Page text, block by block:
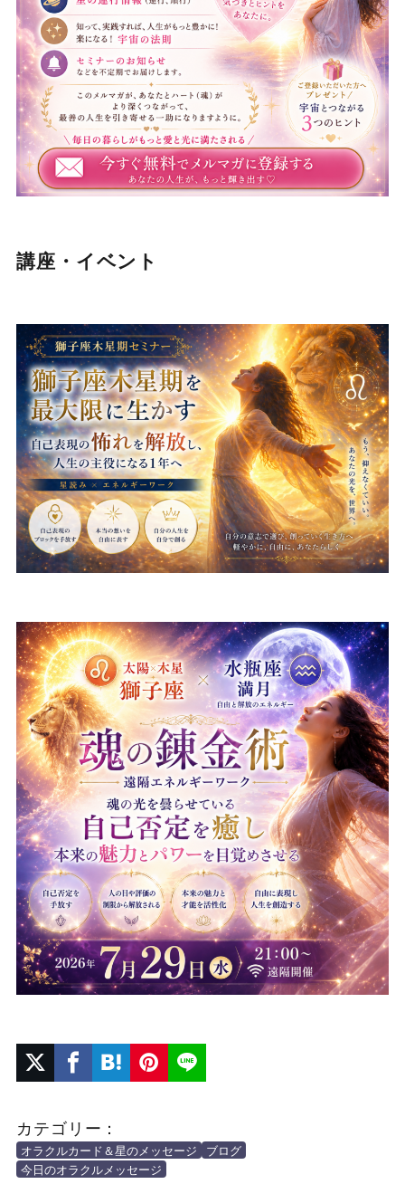
講座・イベント
カテゴリー：
オラクルカード＆星のメッセージ
ブログ
今日のオラクルメッセージ